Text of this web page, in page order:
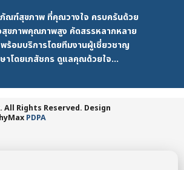
ณฑ์สุขภาพ ที่คุณวางใจ ครบครันด้วย
ขภาพคุณภาพสูง คัดสรรหลากหลาย
ร้อมบริการโดยทีมงานผู้เชี่ยวชาญ
าโดยเภสัชกร ดูแลคุณด้วยใจ...
Rights Reserved. Design
PDPA